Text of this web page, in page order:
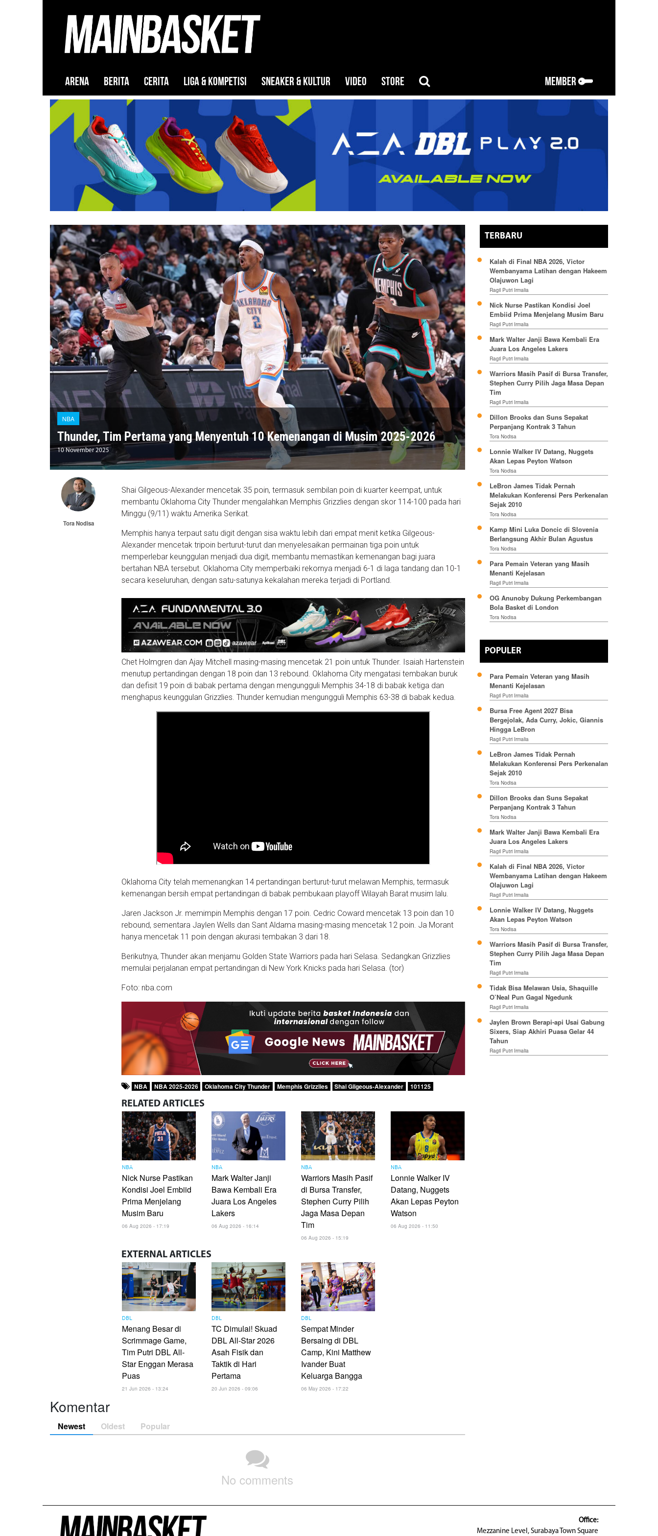
ARENA BERITA CERITA LIGA & KOMPETISI SNEAKER & KULTUR VIDEO STORE MEMBER
NBA
Thunder, Tim Pertama yang Menyentuh 10 Kemenangan di Musim 2025-2026
10 November 2025
Tora Nodisa
Shai Gilgeous-Alexander mencetak 35 poin, termasuk sembilan poin di kuarter keempat, untuk
membantu Oklahoma City Thunder mengalahkan Memphis Grizzlies dengan skor 114-100 pada hari
Minggu (9/11) waktu Amerika Serikat.
Memphis hanya terpaut satu digit dengan sisa waktu lebih dari empat menit ketika Gilgeous-
Alexander mencetak tripoin berturut-turut dan menyelesaikan permainan tiga poin untuk
memperlebar keunggulan menjadi dua digit, membantu memastikan kemenangan bagi juara
bertahan NBA tersebut. Oklahoma City memperbaiki rekornya menjadi 6-1 di laga tandang dan 10-1
secara keseluruhan, dengan satu-satunya kekalahan mereka terjadi di Portland.
Chet Holmgren dan Ajay Mitchell masing-masing mencetak 21 poin untuk Thunder. Isaiah Hartenstein
menutup pertandingan dengan 18 poin dan 13 rebound. Oklahoma City mengatasi tembakan buruk
dan defisit 19 poin di babak pertama dengan mengungguli Memphis 34-18 di babak ketiga dan
menghapus keunggulan Grizzlies. Thunder kemudian mengungguli Memphis 63-38 di babak kedua.
Oklahoma City telah memenangkan 14 pertandingan berturut-turut melawan Memphis, termasuk
kemenangan bersih empat pertandingan di babak pembukaan playoff Wilayah Barat musim lalu.
Jaren Jackson Jr. memimpin Memphis dengan 17 poin. Cedric Coward mencetak 13 poin dan 10
rebound, sementara Jaylen Wells dan Sant Aldama masing-masing mencetak 12 poin. Ja Morant
hanya mencetak 11 poin dengan akurasi tembakan 3 dari 18.
Berikutnya, Thunder akan menjamu Golden State Warriors pada hari Selasa. Sedangkan Grizzlies
memulai perjalanan empat pertandingan di New York Knicks pada hari Selasa. (tor)
Foto: nba.com
NBA NBA 2025-2026 Oklahoma City Thunder Memphis Grizzlies Shai Gilgeous-Alexander 101125
RELATED ARTICLES
NBA
Nick Nurse Pastikan
Kondisi Joel Embiid
Prima Menjelang
Musim Baru
06 Aug 2026 - 17:19
NBA
Mark Walter Janji
Bawa Kembali Era
Juara Los Angeles
Lakers
06 Aug 2026 - 16:14
NBA
Warriors Masih Pasif
di Bursa Transfer,
Stephen Curry Pilih
Jaga Masa Depan
Tim
06 Aug 2026 - 15:19
NBA
Lonnie Walker IV
Datang, Nuggets
Akan Lepas Peyton
Watson
06 Aug 2026 - 11:50
EXTERNAL ARTICLES
DBL
Menang Besar di
Scrimmage Game,
Tim Putri DBL All-
Star Enggan Merasa
Puas
21 Jun 2026 - 13:24
DBL
TC Dimulai! Skuad
DBL All-Star 2026
Asah Fisik dan
Taktik di Hari
Pertama
20 Jun 2026 - 09:06
DBL
Sempat Minder
Bersaing di DBL
Camp, Kini Matthew
Ivander Buat
Keluarga Bangga
06 May 2026 - 17:22
Komentar
Newest Oldest Popular
No comments
TERBARU
Kalah di Final NBA 2026, Victor
Wembanyama Latihan dengan Hakeem
Olajuwon Lagi
Ragil Putri Irmalia
Nick Nurse Pastikan Kondisi Joel
Embiid Prima Menjelang Musim Baru
Ragil Putri Irmalia
Mark Walter Janji Bawa Kembali Era
Juara Los Angeles Lakers
Ragil Putri Irmalia
Warriors Masih Pasif di Bursa Transfer,
Stephen Curry Pilih Jaga Masa Depan
Tim
Ragil Putri Irmalia
Dillon Brooks dan Suns Sepakat
Perpanjang Kontrak 3 Tahun
Tora Nodisa
Lonnie Walker IV Datang, Nuggets
Akan Lepas Peyton Watson
Tora Nodisa
LeBron James Tidak Pernah
Melakukan Konferensi Pers Perkenalan
Sejak 2010
Tora Nodisa
Kamp Mini Luka Doncic di Slovenia
Berlangsung Akhir Bulan Agustus
Tora Nodisa
Para Pemain Veteran yang Masih
Menanti Kejelasan
Ragil Putri Irmalia
OG Anunoby Dukung Perkembangan
Bola Basket di London
Tora Nodisa
POPULER
Para Pemain Veteran yang Masih
Menanti Kejelasan
Ragil Putri Irmalia
Bursa Free Agent 2027 Bisa
Bergejolak, Ada Curry, Jokic, Giannis
Hingga LeBron
Ragil Putri Irmalia
LeBron James Tidak Pernah
Melakukan Konferensi Pers Perkenalan
Sejak 2010
Tora Nodisa
Dillon Brooks dan Suns Sepakat
Perpanjang Kontrak 3 Tahun
Tora Nodisa
Mark Walter Janji Bawa Kembali Era
Juara Los Angeles Lakers
Ragil Putri Irmalia
Kalah di Final NBA 2026, Victor
Wembanyama Latihan dengan Hakeem
Olajuwon Lagi
Ragil Putri Irmalia
Lonnie Walker IV Datang, Nuggets
Akan Lepas Peyton Watson
Tora Nodisa
Warriors Masih Pasif di Bursa Transfer,
Stephen Curry Pilih Jaga Masa Depan
Tim
Ragil Putri Irmalia
Tidak Bisa Melawan Usia, Shaquille
O’Neal Pun Gagal Ngedunk
Ragil Putri Irmalia
Jaylen Brown Berapi-api Usai Gabung
Sixers, Siap Akhiri Puasa Gelar 44
Tahun
Ragil Putri Irmalia
Office:
Mezzanine Level, Surabaya Town Square